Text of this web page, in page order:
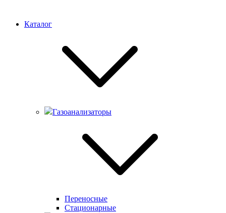
Каталог
Газоанализаторы
Переносные
Стационарные